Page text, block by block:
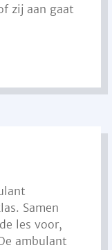
zij aan gaat
Samen
les voor,
ambulant